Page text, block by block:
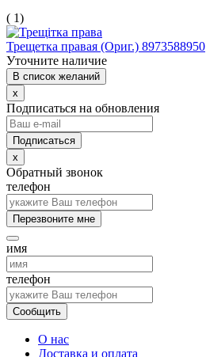
( 1)
Трещетка правая (Ориг.) 8973588950
Уточните наличие
В список желаний
x
Подписаться на обновления
x
Обратный звонок
телефон
Перезвоните мне
имя
телефон
Сообщить
О нас
Доставка и оплата